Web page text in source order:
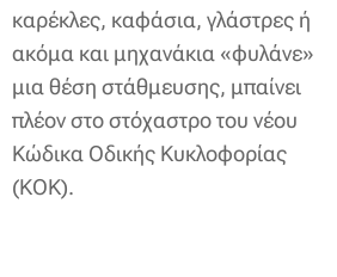
καρέκλες, καφάσια, γλάστρες ή
ακόμα και μηχανάκια «φυλάνε»
μια θέση στάθμευσης, μπαίνει
πλέον στο στόχαστρο του νέου
Κώδικα Οδικής Κυκλοφορίας
(ΚΟΚ).